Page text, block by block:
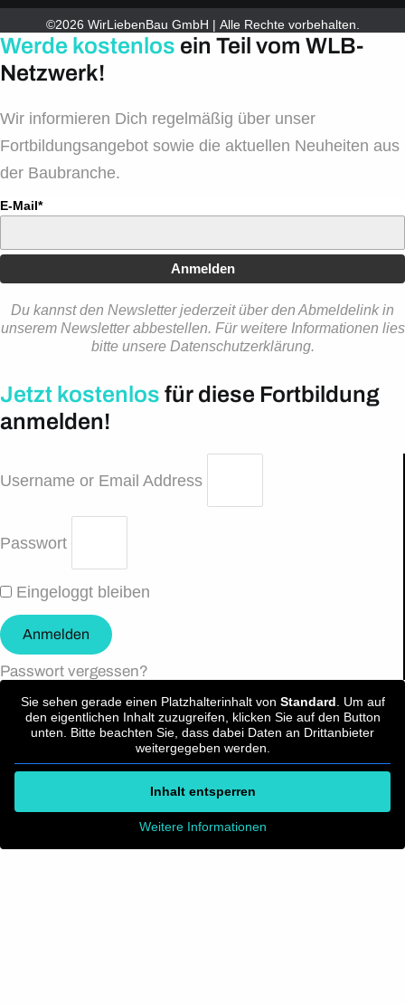
©2026 WirLiebenBau GmbH | Alle Rechte vorbehalten.
Werde kostenlos ein Teil vom WLB-
Netzwerk!
Wir informieren Dich regelmäßig über unser
Fortbildungsangebot sowie die aktuellen Neuheiten aus
der Baubranche.
E-Mail*
Anmelden
Du kannst den Newsletter jederzeit über den Abmeldelink in
unserem Newsletter abbestellen. Für weitere Informationen lies
bitte unsere Datenschutzerklärung.
Jetzt kostenlos für diese Fortbildung
anmelden!
Username or Email Address
Passwort
Eingeloggt bleiben
Anmelden
Passwort vergessen?
Sie sehen gerade einen Platzhalterinhalt von Standard. Um auf
den eigentlichen Inhalt zuzugreifen, klicken Sie auf den Button
unten. Bitte beachten Sie, dass dabei Daten an Drittanbieter
weitergegeben werden.
Inhalt entsperren
Weitere Informationen